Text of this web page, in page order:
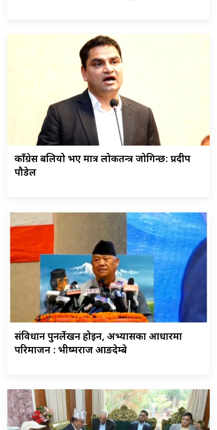
काँग्रेस बलियो भए मात्र लोकतन्त्र जोगिन्छ: प्रदीप
पौडेल
संविधान पुनर्लेखन होइन, अभ्यासका आधारमा
परिमार्जन : भीष्मराज आङदेम्बे